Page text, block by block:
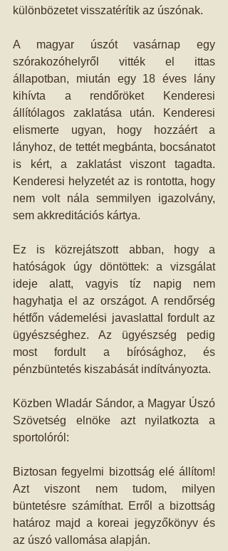
különbözetet visszatérítik az úszónak.
A magyar úszót vasárnap egy
szórakozóhelyről vitték el ittas
állapotban, miután egy 18 éves lány
kihívta a rendőröket Kenderesi
állítólagos zaklatása után. Kenderesi
elismerte ugyan, hogy hozzáért a
lányhoz, de tettét megbánta, bocsánatot
is kért, a zaklatást viszont tagadta.
Kenderesi helyzetét az is rontotta, hogy
nem volt nála semmilyen igazolvány,
sem akkreditációs kártya.
Ez is közrejátszott abban, hogy a
hatóságok úgy döntöttek: a vizsgálat
ideje alatt, vagyis tíz napig nem
hagyhatja el az országot. A rendőrség
hétfőn vádemelési javaslattal fordult az
ügyészséghez. Az ügyészség pedig
most fordult a bírósághoz, és
pénzbüntetés kiszabását indítványozta.
Közben Wladár Sándor, a Magyar Úszó
Szövetség elnöke azt nyilatkozta a
sportolóról:
Biztosan fegyelmi bizottság elé állítom!
Azt viszont nem tudom, milyen
büntetésre számíthat. Erről a bizottság
határoz majd a koreai jegyzőkönyv és
az úszó vallomása alapján.